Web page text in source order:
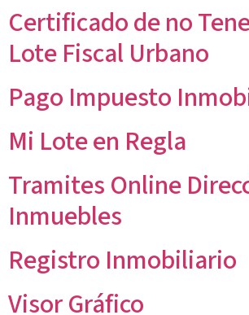
Certificado de no
Lote Fiscal Urbano
Pago Impuesto
Mi Lote en Regla
Tramites Online
Inmuebles
Registro Inmobiliario
Visor Gráfico